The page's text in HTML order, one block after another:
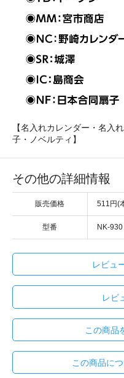
【名入れカレンダー・名入
子・ノベルティ】
その他の詳細情報
販売価格 511円(
型番 NK-
レビュ
レビ
この商品
この商品に